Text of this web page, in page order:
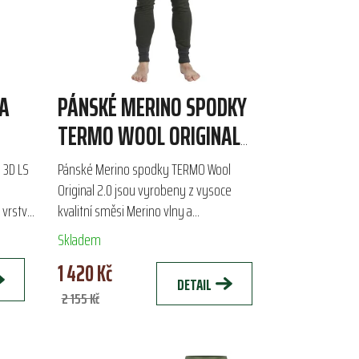
LS
PÁNSKÉ MERINO SPODKY
TERMO WOOL ORIGINAL
2.0
Pánské Merino spodky TERMO Wool
Original 2.0 jsou vyrobeny z vysoce
kvalitní směsi Merino vlny a
polypropylenu, která zajišťuje prodyšnost
a pohodlí. Ideální pro chladné počasí,...
Skladem
1 420 Kč
2 155 Kč
DETAIL